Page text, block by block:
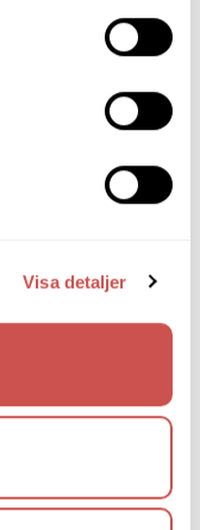
Visa detaljer